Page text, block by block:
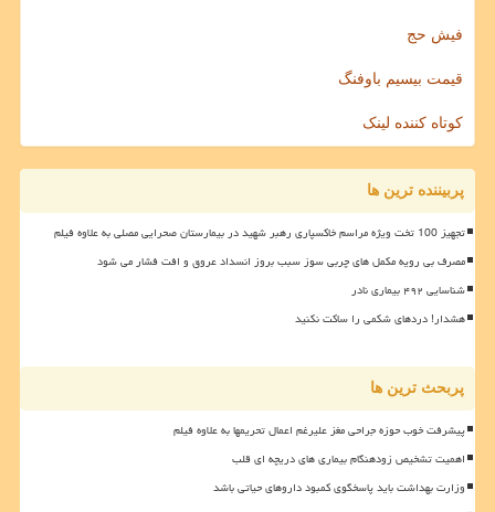
فیش حج
قیمت بیسیم باوفنگ
کوتاه کننده لینک
پربیننده ترین ها
تجهیز 100 تخت ویژه مراسم خاکسپاری رهبر شهید در بیمارستان صحرایی مصلی به علاوه فیلم
مصرف بی رویه مکمل های چربی سوز سبب بروز انسداد عروق و افت فشار می شود
شناسایی ۴۹۲ بیماری نادر
هشدار! دردهای شکمی را ساکت نکنید
پربحث ترین ها
پیشرفت خوب حوزه جراحی مغز علیرغم اعمال تحریمها به علاوه فیلم
اهمیت تشخیص زودهنگام بیماری های دریچه ای قلب
وزارت بهداشت باید پاسخگوی کمبود داروهای حیاتی باشد